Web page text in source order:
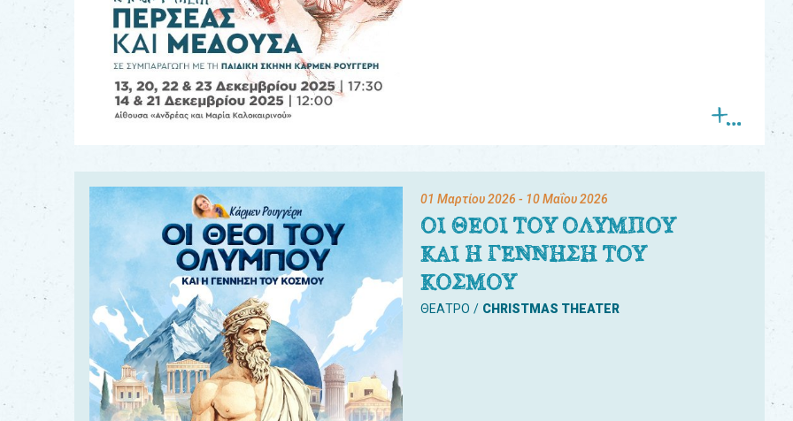
01 Μαρτίου 2026 - 10 Μαΐου 2026
ΟΙ ΘΕΟΙ ΤΟΥ ΟΛΥΜΠΟΥ
ΚΑΙ Η ΓΕΝΝΗΣΗ ΤΟΥ
ΚΟΣΜΟΥ
ΘΕΑΤΡΟ CHRISTMAS THEATER